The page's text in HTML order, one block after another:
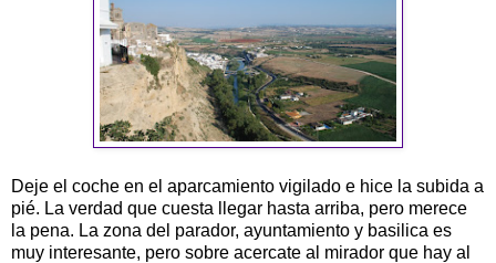
Deje el coche en el aparcamiento vigilado e hice la subida a
pié. La verdad que cuesta llegar hasta arriba, pero merece
la pena. La zona del parador, ayuntamiento y basilica es
muy interesante, pero sobre acercate al mirador que hay al